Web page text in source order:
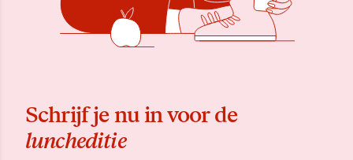
Schrijf je nu in voor de
luncheditie